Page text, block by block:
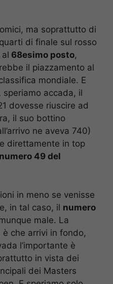
ma soprattutto di
di finale sul rosso
68esimo posto,
il piazzamento al
mondiale. E
speriamo accada, il
dovesse riuscire ad
il suo bottino
ne aveva 740)
direttamente in top
numero 49 del
in meno se venisse
in tal caso, il numero
male. La
che arrivi in fondo,
l’importante è
in vista dei
dei Masters